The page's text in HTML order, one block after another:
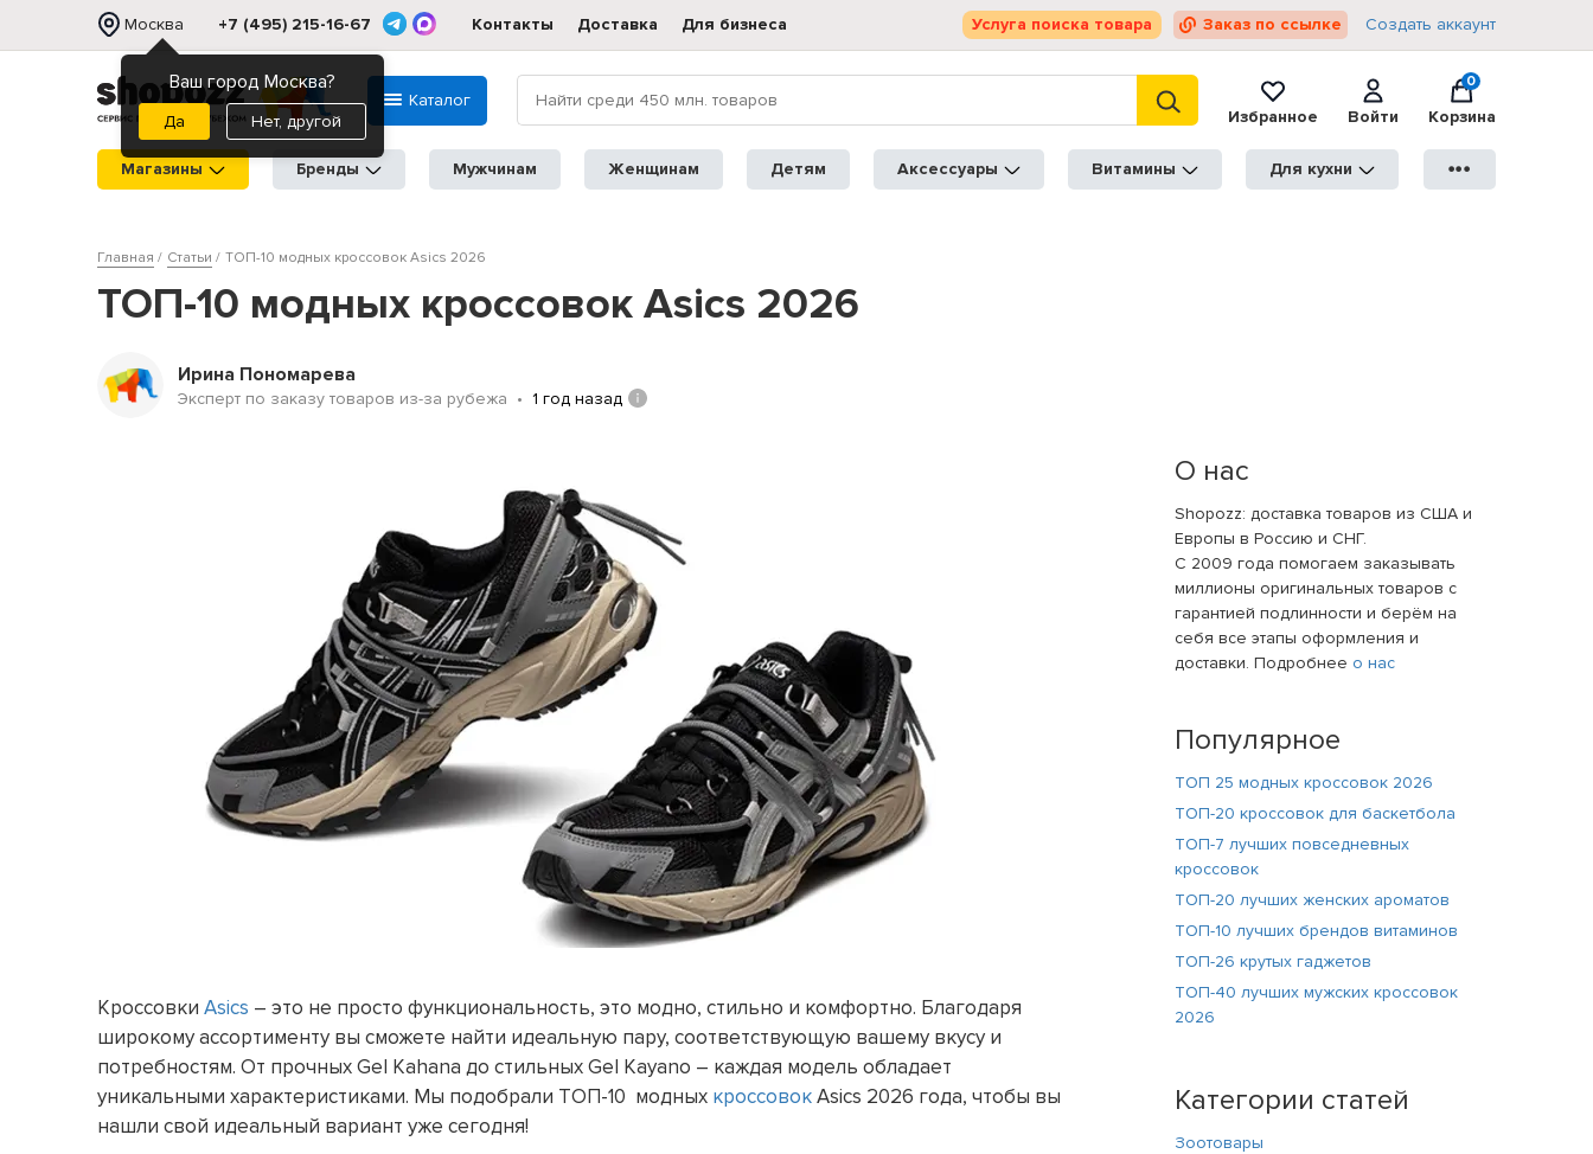
Москва
Ваш город Москва?
Нет, другой
+7 (495) 215-16-67 Контакты Доставка Для бизнеса Услуга поиска товара Заказ по ссылке Создать аккаунт
Каталог
Избранное
Войти
0
Корзина
Магазины Бренды Мужчинам Женщинам Детям Аксессуары Витамины Для кухни ●●●
Главная Статьи ТОП-10 модных кроссовок Asics 2026
ТОП-10 модных кроссовок Asics 2026
Ирина Пономарева
Эксперт по заказу товаров из-за рубежа 1 год назад
Кроссовки Asics – это не просто функциональность, это модно, стильно и комфортно. Благодаря
широкому ассортименту вы сможете найти идеальную пару, соответствующую вашему вкусу и
потребностям. От прочных Gel Kahana до стильных Gel Kayano – каждая модель обладает
уникальными характеристиками. Мы подобрали ТОП-10 модных кроссовокAsics 2026 года, чтобы вы
нашли свой идеальный вариант уже сегодня!
О нас
Shopozz: доставка товаров из США и
Европы в Россию и СНГ.
С 2009 года помогаем заказывать
миллионы оригинальных товаров с
гарантией подлинности и берём на
себя все этапы оформления и
доставки. Подробнее о нас
Популярное
ТОП 25 модных кроссовок 2026
ТОП-20 кроссовок для баскетбола
ТОП-7 лучших повседневных
кроссовок
ТОП-20 лучших женских ароматов
ТОП-10 лучших брендов витаминов
ТОП-26 крутых гаджетов
ТОП-40 лучших мужских кроссовок
2026
Категории статей
Зоотовары